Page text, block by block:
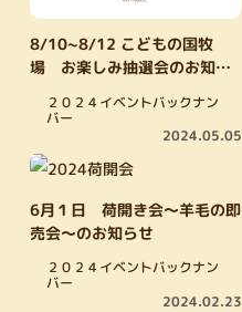
8/10~8/12 こどもの国牧
場 お楽しみ抽選会のお知ら
２０２４イベントバックナン
バー
2024.05.05
6月１日 荷開き会～羊毛の即
売会～のお知らせ
２０２４イベントバックナン
バー
2024.02.23